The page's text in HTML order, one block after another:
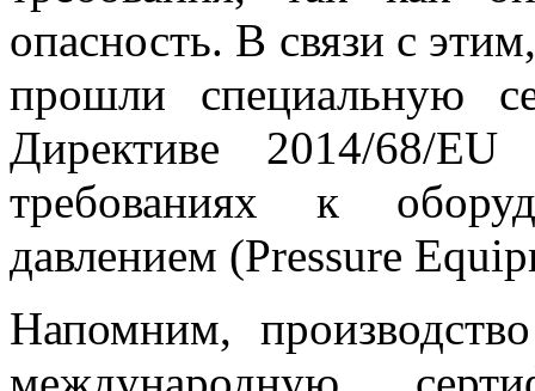
опасность. В связи с
прошли специальную
Директиве 2014/68/EU
требованиях к
давлением (Pressure
Напомним,